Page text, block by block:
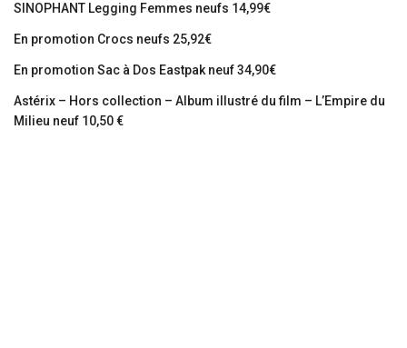
SINOPHANT Legging Femmes neufs 14,99€
En promotion Crocs neufs 25,92€
En promotion Sac à Dos Eastpak neuf 34,90€
Astérix – Hors collection – Album illustré du film – L’Empire du
Milieu neuf 10,50 €